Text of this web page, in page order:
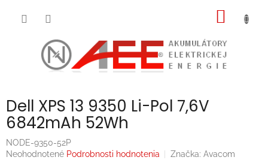
Dell XPS 13 9350 Li-Pol 7,6V
6842mAh 52Wh
NODE-9350-52P
Priemerné
Neohodnotené Podrobnosti hodnotenia Značka: Avacom